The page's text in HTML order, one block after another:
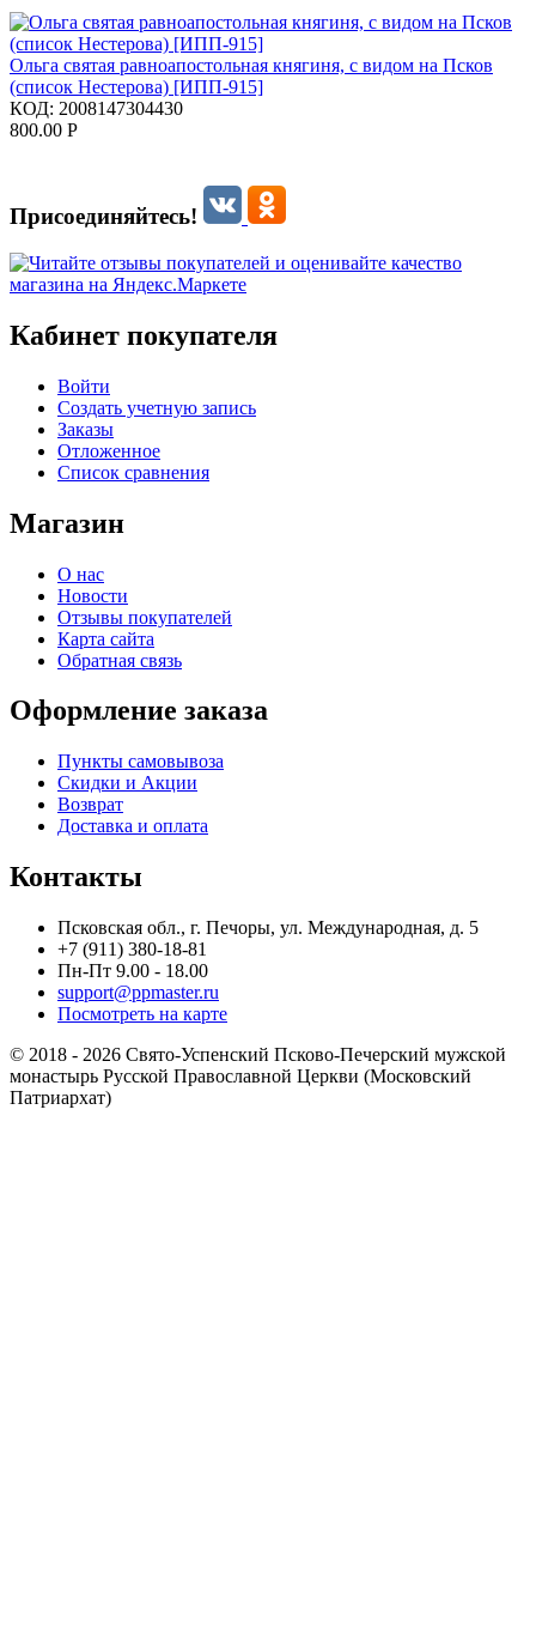
Ольга святая равноапостольная княгиня, с видом на Псков
(список Нестерова) [ИПП-915]
КОД: 2008147304430
800.00 Р
Присоединяйтесь!
Кабинет покупателя
Войти
Создать учетную запись
Заказы
Отложенное
Список сравнения
Магазин
О нас
Новости
Отзывы покупателей
Карта сайта
Обратная связь
Оформление заказа
Пункты самовывоза
Скидки и Акции
Возврат
Доставка и оплата
Контакты
Псковская обл., г. Печоры, ул. Международная, д. 5
+7 (911) 380-18-81
Пн-Пт 9.00 - 18.00
support@ppmaster.ru
Посмотреть на карте
© 2018 - 2026 Свято-Успенский Псково-Печерский мужской
монастырь Русской Православной Церкви (Московский
Патриархат)